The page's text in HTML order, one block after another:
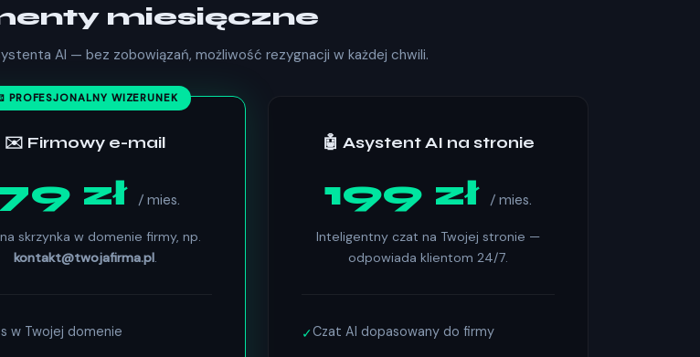
miesięczne
AI — bez zobowiązań, możliwość rezygnacji w każdej chwili.
PROFESJONALNY WIZERUNEK
✉️ Firmowy e-mail
zł/ mies.
skrzynka w domenie firmy, np.
kontakt@twojafirma.pl.
w Twojej domenie
🤖 Asystent AI na stronie
199 zł/ mies.
Inteligentny czat na Twojej stronie —
odpowiada klientom 24/7.
✓Czat AI dopasowany do firmy